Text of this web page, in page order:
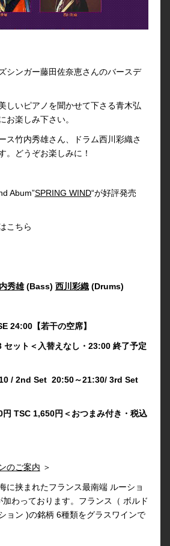
シンガー藤田佐奈恵さんのバースデ
しいピアノを聞かせて下さる青木弘
お楽しみ下さい。
ス竹内秀雄さん、ドラム西川彩織さ
。どうぞお楽しみに！
Abum”SPRING WIND“が好評発売
こちら
秀雄(Bass) 西川彩織(Drums)
24:00【若干の空席】
セット＜入替えなし・23:00 終了予定
/ 2nd Set 20:50～21:30/ 3rd Set
TSC 1,650円＜おつまみ付き・税込
のご案内 ＞
に挟まれたフランス最南端 ルーショ
わっております。フランス（ ボルド
ョン )の銘柄 6種類をグラスワインで